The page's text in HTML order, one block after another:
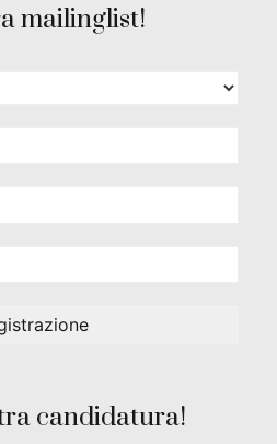
mailinglist!
candidatura!